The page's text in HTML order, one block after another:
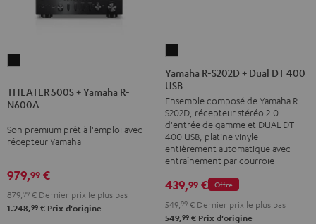
+
Yamaha
R-
N600A
THEATER 500S + Yamaha R-
N600A
Son premium prêt à l'emploi avec
récepteur Yamaha
979,99 €
879, 99 € Dernier prix le plus bas
1.248,99 € Prix d'origine
S202D
+
Dual
DT
400
Noir
Yamaha R-S202D + Dual DT 400
USB
Ensemble composé de Yamaha R-
S202D, récepteur stéréo 2.0
d'entrée de gamme et DUAL DT
400 USB, platine vinyle
entièrement automatique avec
entraînement par courroie
Offre
439,99 €
549, 99 € Dernier prix le plus bas
549,99 € Prix d'origine